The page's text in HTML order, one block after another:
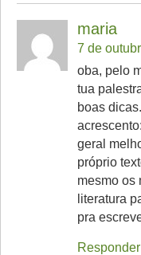
maria
7 de
oba, pelo
tua
boas dicas.
geral
próprio
mesmo os
literatura
pra
Responder